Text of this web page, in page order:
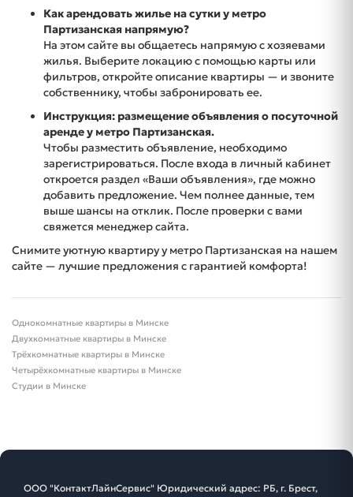
Как арендовать жилье на сутки у метро
Партизанская напрямую?
На этом сайте вы общаетесь напрямую с хозяевами
жилья. Выберите локацию с помощью карты или
фильтров, откройте описание квартиры — и звоните
собственнику, чтобы забронировать ее.
Инструкция: размещение объявления о посуточной
аренде у метро Партизанская.
Чтобы разместить объявление, необходимо
зарегистрироваться. После входа в личный кабинет
откроется раздел «Ваши объявления», где можно
добавить предложение. Чем полнее данные, тем
выше шансы на отклик. После проверки с вами
свяжется менеджер сайта.
Снимите уютную квартиру у метро Партизанская на нашем
сайте — лучшие предложения с гарантией комфорта!
Однокомнатные квартиры в Минске
Двухкомнатные квартиры в Минске
Трёхкомнатные квартиры в Минске
Четырёхкомнатные квартиры в Минске
Студии в Минске
ООО "КонтактЛайнСервис" Юридический адрес: РБ, г. Брест,